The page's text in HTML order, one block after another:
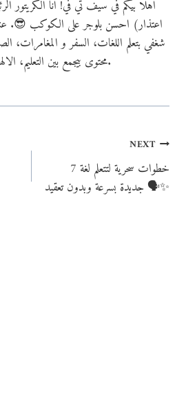
اهلاً بيكم في سيف تي في! انا الكريتور
شغفي بتعلم اللغات، السفر و المغامرات،
محتوى بيجمع بين التعليم، الالهام، و التسلية.
NEXT
7 خطوات سحرية لتتعلم لغة
جديدة بسرعة وبدون تعقيد 🗣️✨